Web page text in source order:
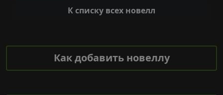
К списку всех новелл
Как добавить новеллу